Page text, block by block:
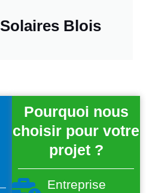
Blois
Pourquoi nous
choisir pour votre
projet ?
Entreprise